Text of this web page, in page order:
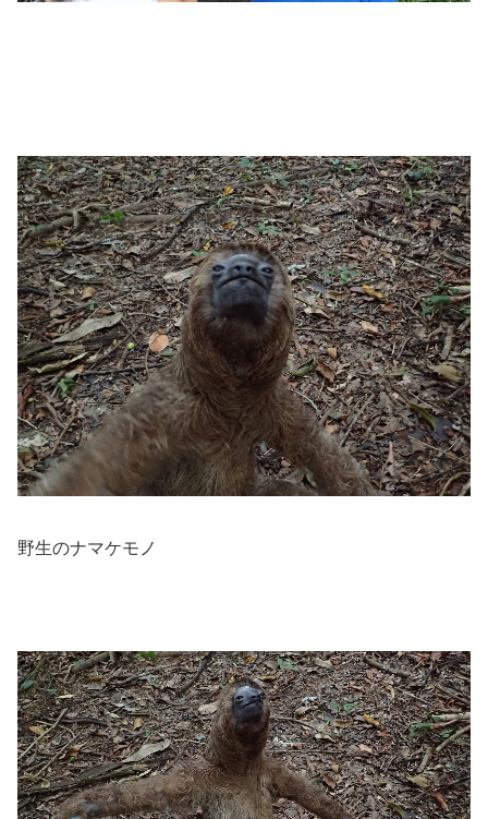
野生のナマケモノ